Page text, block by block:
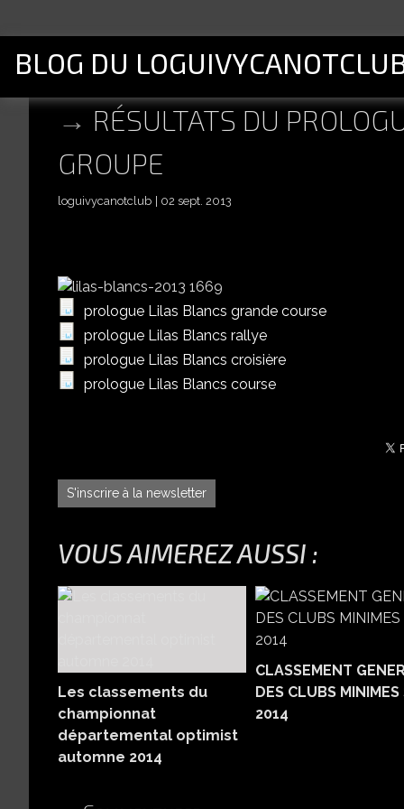
BLOG DU
RÉSULTATS DU
GROUPE
loguivycanotclub 02 sept. 2013
prologue Lilas Blancs grande course
prologue Lilas Blancs rallye
prologue Lilas Blancs croisière
prologue Lilas Blancs course
S'inscrire à la newsletter
VOUS AIMEREZ AUSSI :
Les classements du
championnat
départemental optimist
automne 2014
CLASSEMENT
DES CLUBS MINIMES
2014